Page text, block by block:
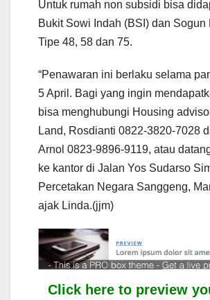
Untuk rumah non subsidi bisa
Bukit Sowi Indah (BSI) dan Sogun
Tipe 48, 58 dan 75.
“Penawaran ini berlaku selama
5 April. Bagi yang ingin
bisa menghubungi Housing
Land, Rosdianti 0822-3820-7028
Arnol 0823-9896-9119, atau
ke kantor di Jalan Yos Sudarso
Percetakan Negara Sanggeng,
ajak Linda.(jjm)
Click here to preview